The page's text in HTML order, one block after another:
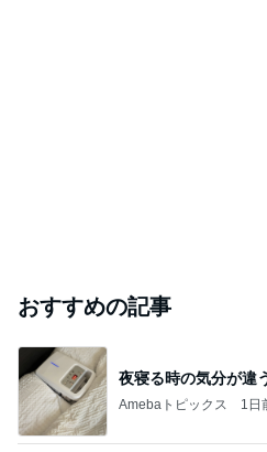
おすすめの記事
夜寝る時の気分が違
Amebaトピックス 1日